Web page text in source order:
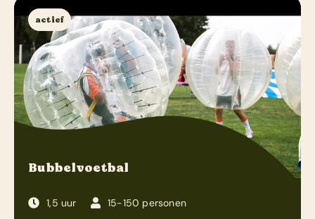
actief
Bubbelvoetbal
1,5 uur
15-150 personen